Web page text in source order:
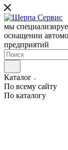
мы
оснащении
предприятий
Каталог
По всему сайту
По каталогу